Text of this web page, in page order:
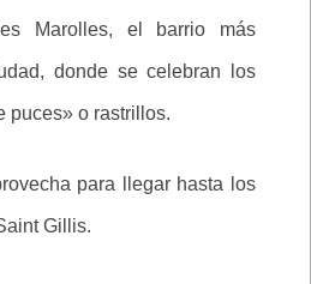
Marolles, el barrio más
donde se celebran los
puces» o rastrillos.
para llegar hasta los
Gillis.